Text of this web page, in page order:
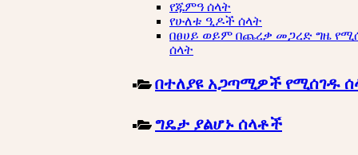
የጁምዓ ሰላት
የሁለቱ ዒዶች ሰላት
በፀሀይ ወይም በጨረቃ መጋረድ ግዜ
ሰላት
በተለያዩ አጋጣሚዎች የሚሰገዱ
ግዴታ ያልሆኑ ሰላቶች